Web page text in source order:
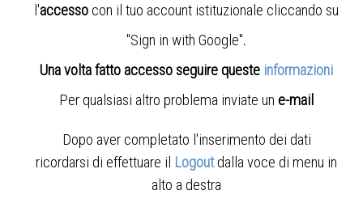
l'accesso con il tuo account istituzionale cliccando su
"Sign in with Google".
Una volta fatto accesso seguire queste informazioni
Per qualsiasi altro problema inviate un e-mail
Dopo aver completato l'inserimento dei dati
ricordarsi di effettuare il Logout dalla voce di menu in
alto a destra